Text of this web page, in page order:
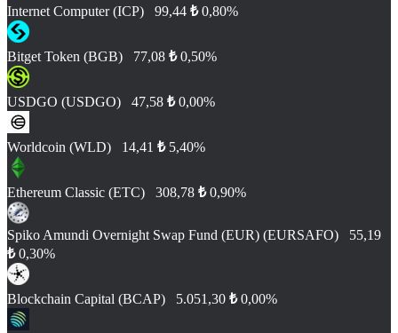
Internet Computer (ICP) 99,44 ₺ 0,80%
Bitget Token (BGB) 77,08 ₺ 0,50%
USDGO (USDGO) 47,58 ₺ 0,00%
Worldcoin (WLD) 14,41 ₺ 5,40%
Ethereum Classic (ETC) 308,78 ₺ 0,90%
Spiko Amundi Overnight Swap Fund (EUR) (EURSAFO)
55,19
₺ 0,30%
Blockchain Capital (BCAP) 5.051,30 ₺ 0,00%